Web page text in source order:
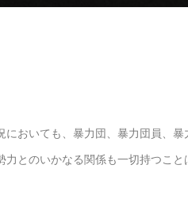
おいても、暴力団、暴力団員、
とのいかなる関係も一切持つこ